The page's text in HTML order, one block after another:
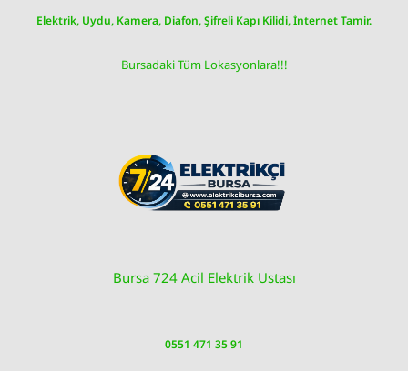
Elektrik, Uydu, Kamera, Diafon, Şifreli Kapı Kilidi, İnternet Tamir.
Bursadaki Tüm Lokasyonlara!!!
Bursa 724 Acil Elektrik Ustası
0551 471 35 91